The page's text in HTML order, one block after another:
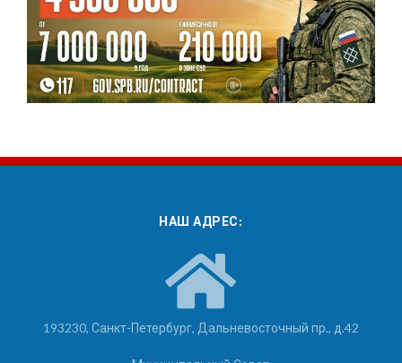
НАШ АДРЕС:
193230, Санкт-Петербург, Дальневосточный пр., д.42